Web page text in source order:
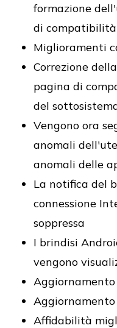
formazione
di
Miglioramenti
Correzione
pagina di
del
Vengono ora
anomali
anomali delle
La notifica del
connessione
soppressa
I brindisi
vengono
Affidabilità